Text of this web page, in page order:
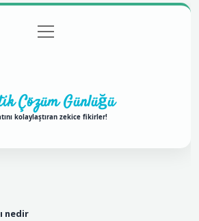
Gizlilik Politikası
menüyü
aç
Çözüm Günlüğü
kolaylaştıran zekice fikirler!
nedir